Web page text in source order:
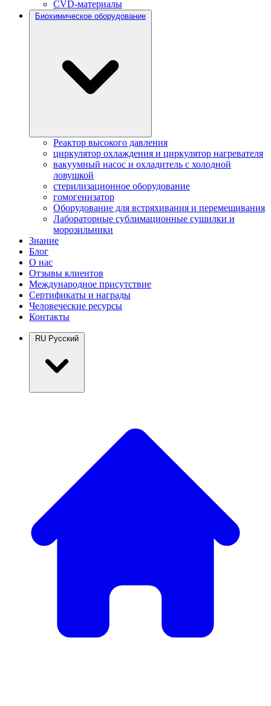
CVD-материалы
Биохимическое оборудование
Реактор высокого давления
циркулятор охлаждения и циркулятор нагревателя
вакуумный насос и охладитель с холодной
ловушкой
стерилизационное оборудование
гомогенизатор
Оборудование для встряхивания и перемешивания
Лабораторные сублимационные сушилки и
морозильники
Знание
Блог
О нас
Отзывы клиентов
Международное присутствие
Сертификаты и награды
Человеческие ресурсы
Контакты
RU Русский